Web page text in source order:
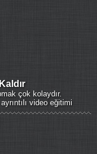
çok kolaydır.
video eğitimi